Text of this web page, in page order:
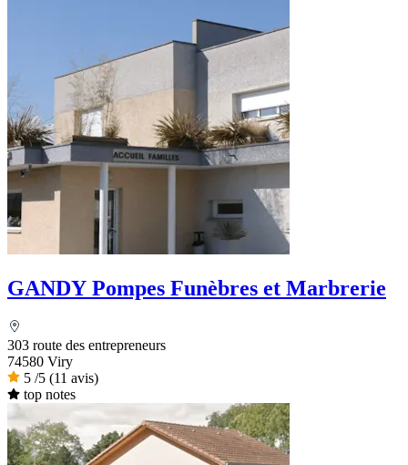
GANDY Pompes Funèbres et Marbrerie
303 route des entrepreneurs
74580 Viry
5 /5 (11 avis)
top notes